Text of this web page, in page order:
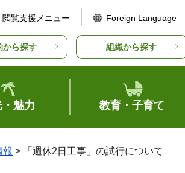
閲覧支援メニュー Foreign Language
から探す 組織から探す
魅力 教育・子育て
報 > 「週休2日工事」の試行について